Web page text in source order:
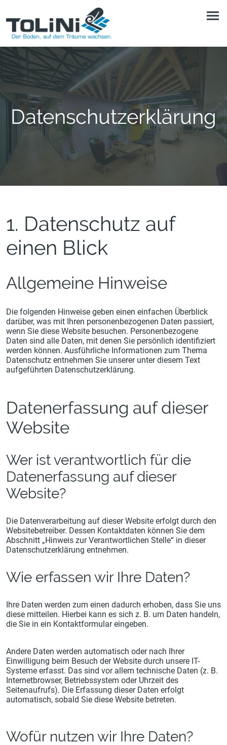
Datenschutzerklärung
1. Datenschutz auf
einen Blick
Allgemeine Hinweise
Die folgenden Hinweise geben einen einfachen Überblick
darüber, was mit Ihren personenbezogenen Daten passiert,
wenn Sie diese Website besuchen. Personenbezogene
Daten sind alle Daten, mit denen Sie persönlich identifiziert
werden können. Ausführliche Informationen zum Thema
Datenschutz entnehmen Sie unserer unter diesem Text
aufgeführten Datenschutzerklärung.
Datenerfassung auf dieser
Website
Wer ist verantwortlich für die
Datenerfassung auf dieser
Website?
Die Datenverarbeitung auf dieser Website erfolgt durch den
Websitebetreiber. Dessen Kontaktdaten können Sie dem
Abschnitt „Hinweis zur Verantwortlichen Stelle“ in dieser
Datenschutzerklärung entnehmen.
Wie erfassen wir Ihre Daten?
Ihre Daten werden zum einen dadurch erhoben, dass Sie uns
diese mitteilen. Hierbei kann es sich z. B. um Daten handeln,
die Sie in ein Kontaktformular eingeben.
Andere Daten werden automatisch oder nach Ihrer
Einwilligung beim Besuch der Website durch unsere IT-
Systeme erfasst. Das sind vor allem technische Daten (z. B.
Internetbrowser, Betriebssystem oder Uhrzeit des
Seitenaufrufs). Die Erfassung dieser Daten erfolgt
automatisch, sobald Sie diese Website betreten.
Wofür nutzen wir Ihre Daten?